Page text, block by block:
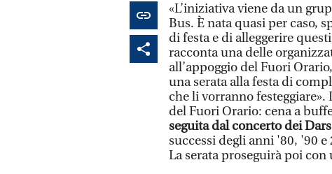
«L’iniziativa viene da un
Bus. È nata quasi per caso,
di festa e di alleggerire
racconta una delle
all’appoggio del Fuori
una serata alla festa di
che li vorranno
del Fuori Orario: cena a
seguita dal concerto dei
successi degli anni '80, '90
La serata proseguirà poi con